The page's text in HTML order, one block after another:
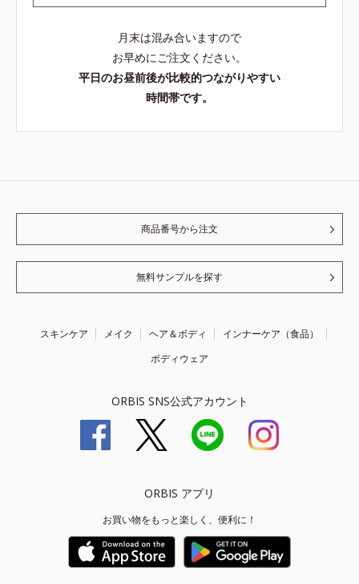
月末は混み合いますので
お早めにご注文ください。
平日のお昼前後が比較的つながりやすい
時間帯です。
商品番号から注文
無料サンプルを探す
スキンケア メイク ヘア＆ボディ
インナーケア（食品）
ボディウェア
ORBIS SNS公式アカウント
ORBIS アプリ
お買い物をもっと楽しく、便利に！